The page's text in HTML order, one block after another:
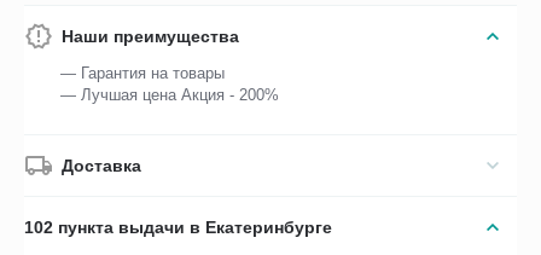
Наши преимущества
— Гарантия на товары
— Лучшая цена Акция - 200%
Доставка
102 пункта выдачи в Екатеринбурге